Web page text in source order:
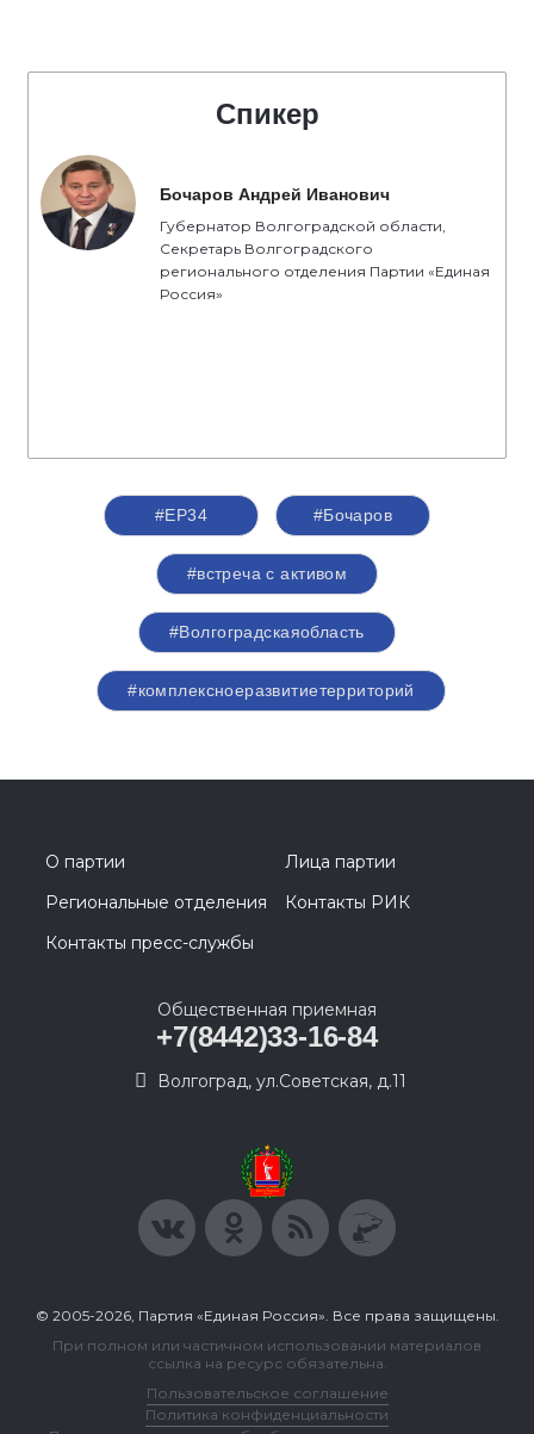
Спикер
Бочаров Андрей Иванович
Губернатор Волгоградской области,
Секретарь Волгоградского
регионального отделения Партии «Единая
Россия»
#ЕР34 #Бочаров
#встреча с активом
#Волгоградскаяобласть
#комплексноеразвитиетерриторий
О партии
Лица партии
Региональные отделения
Контакты РИК
Контакты пресс-службы
Общественная приемная
+7(8442)33-16-84
Волгоград, ул.Советская, д.11
© 2005-2026, Партия «Единая Россия». Все права защищены.
При полном или частичном использовании материалов
ссылка на ресурс обязательна.
Пользовательское соглашение
Политика конфиденциальности